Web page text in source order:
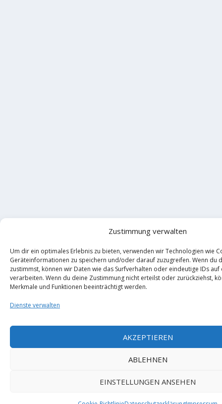
Zustimmung verwalten
Um dir ein optimales Erlebnis zu bieten, verwenden wir Technologien wie
Geräteinformationen zu speichern und/oder darauf zuzugreifen. Wenn du
zustimmst, können wir Daten wie das Surfverhalten oder eindeutige IDs
verarbeiten. Wenn du deine Zustimmung nicht erteilst oder zurückziehst,
Merkmale und Funktionen beeinträchtigt werden.
Dienste verwalten
AKZEPTIEREN
ABLEHNEN
EINSTELLUNGEN ANSEHEN